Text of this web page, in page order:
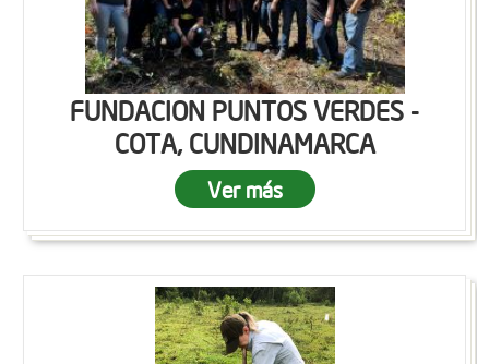
FUNDACION PUNTOS VERDES -
COTA, CUNDINAMARCA
Ver más